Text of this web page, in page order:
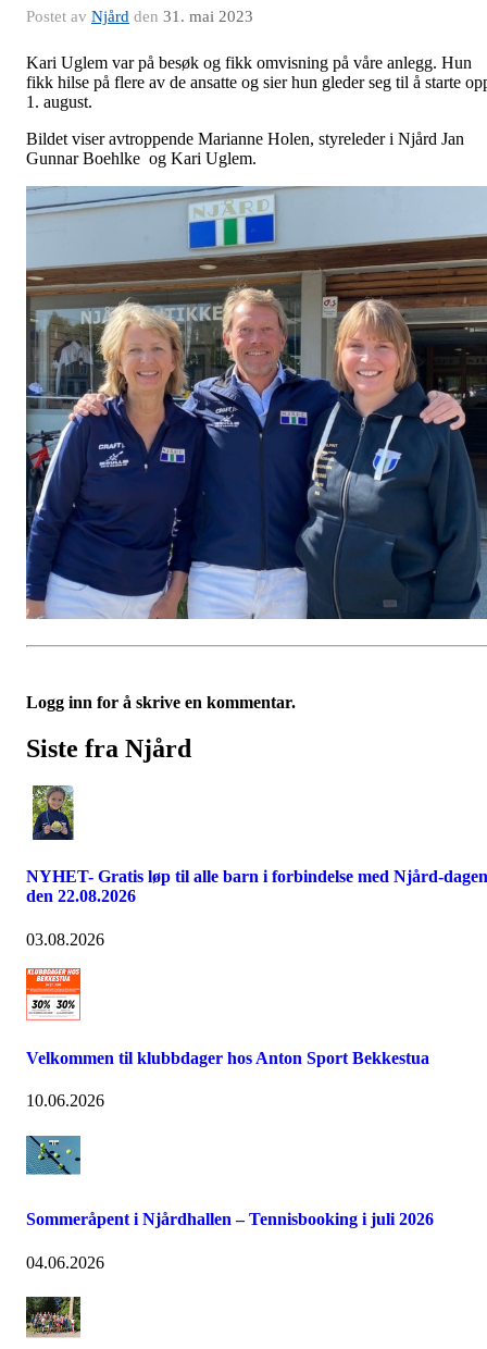
Postet av Njård den 31. mai 2023
Kari Uglem var på besøk og fikk omvisning på våre anlegg. Hun
fikk hilse på flere av de ansatte og sier hun gleder seg til å starte
1. august.
Bildet viser avtroppende Marianne Holen, styreleder i Njård Jan
Gunnar Boehlke og Kari Uglem.
Logg inn for å skrive en kommentar.
Siste fra Njård
NYHET- Gratis løp til alle barn i forbindelse med Njård-dagen
den 22.08.2026
03.08.2026
Velkommen til klubbdager hos Anton Sport Bekkestua
10.06.2026
Sommeråpent i Njårdhallen – Tennisbooking i juli 2026
04.06.2026